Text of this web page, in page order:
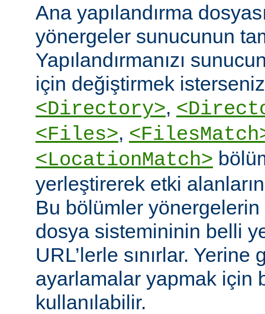
Ana yapılandırma
yönergeler sunucunun
Yapılandırmanızı
için değiştirmek
<Directory>,
<Files>,
<LocationMatch>
yerleştirerek etki
Bu bölümler yönergelerin
dosya sistemininin belli
URL’lerle sınırlar.
ayarlamalar yapmak için
kullanılabilir.